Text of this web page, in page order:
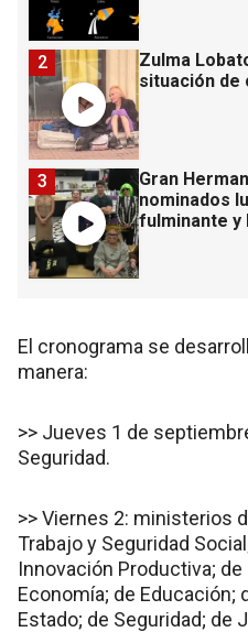
Zulma
situación de
2
Gran
nominados
fulminante y
3
El cronograma se
manera:
>> Jueves 1 de
Seguridad.
>> Viernes 2: ministerios
Trabajo y Seguridad
Innovación Productiva;
Economía; de Educación;
Estado; de Seguridad; de